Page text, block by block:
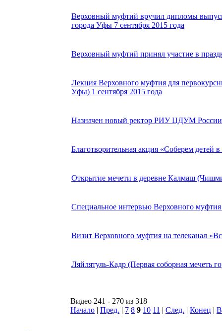
Верховный муфтий вручил дипломы
города Уфы 7 сентября 2015 года
Верховный муфтий принял участие в
Лекция Верховного муфтия для
Уфы) 1 сентября 2015 года
Назначен новый ректор РИУ ЦДУМ России
Благотворительная акция «Соберем детей
Открытие мечети в деревне Калмаш
Специальное интервью Верховного муфтия
Визит Верховного муфтия на телеканал
Ляйлятуль-Кадр (Первая соборная мечеть
Видео 241 - 270 из 318
Начало | Пред. | 7 8 9 10 11 | След. | Конец |